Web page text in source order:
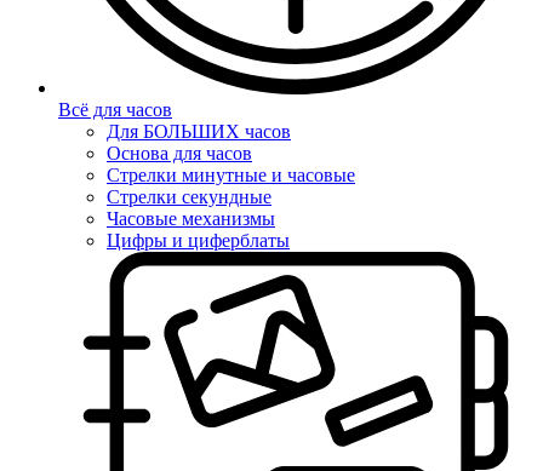
Всё для часов
Для БОЛЬШИХ часов
Основа для часов
Стрелки минутные и часовые
Стрелки секундные
Часовые механизмы
Цифры и циферблаты